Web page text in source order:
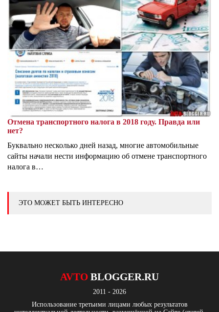
Отмена транспортного налога в 2018 году. Правда или
нет?
Буквально несколько дней назад, многие автомобильные
сайты начали нести информацию об отмене транспортного
налога в…
ЭТО МОЖЕТ БЫТЬ ИНТЕРЕСНО
AVTO BLOGGER.RU
2011 - 2026
Использование третьими лицами любых результатов